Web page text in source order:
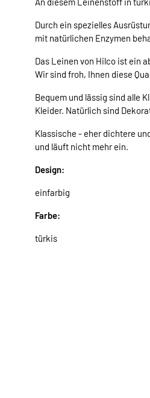
Durch ein spezielles
mit natürlichen Enzymen
Das Leinen von Hilco ist ein
Wir sind froh, Ihnen diese
Bequem und lässig sind alle
Kleider. Natürlich sind
Klassische - eher dichtere
und läuft nicht mehr ein.
Design:
einfarbig
Farbe:
türkis